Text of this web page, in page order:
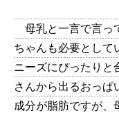
母乳と一言で言っ
ちゃんも必要として
ニーズにぴったりと
さんから出るおっぱ
成分が脂肪ですが、